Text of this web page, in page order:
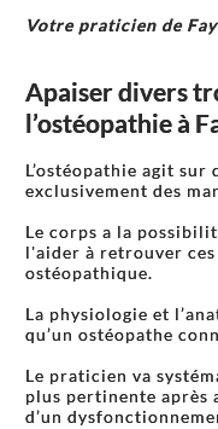
Votre praticien de
Apaiser divers
l’ostéopathie à
L’ostéopathie agit
exclusivement des
Le corps a la
l'aider à retrouver
ostéopathique.
La physiologie et
qu’un ostéopathe
Le praticien va
plus pertinente après
d’un